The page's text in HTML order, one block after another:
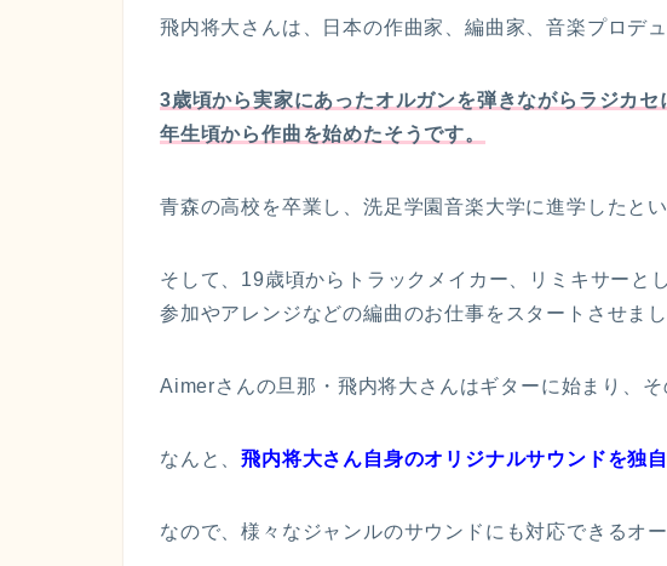
飛内将大さんは、日本の作曲家、編曲家、音楽プロデ
3歳頃から実家にあったオルガンを弾きながらラジカ
年生頃から作曲を始めたそうです。
青森の高校を卒業し、洗足学園音楽大学に進学したとい
そして、19歳頃からトラックメイカー、リミキサーと
参加やアレンジなどの編曲のお仕事をスタートさせまし
Aimerさんの旦那・飛内将大さんはギターに始まり、そ
なんと、飛内将大さん自身のオリジナルサウンドを独
なので、様々なジャンルのサウンドにも対応できるオ